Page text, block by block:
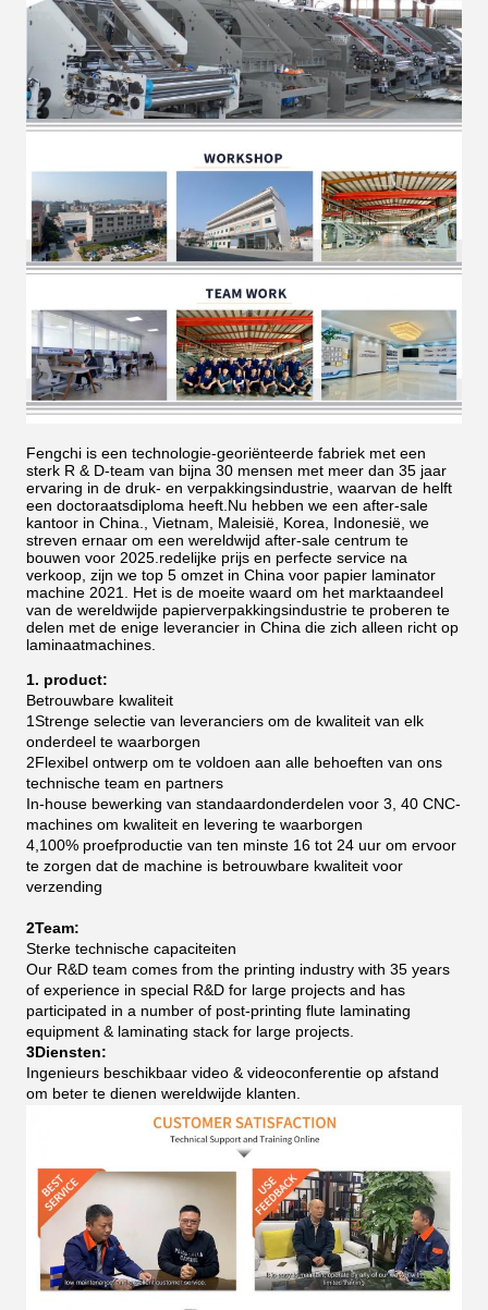
Fengchi is een technologie-georiënteerde fabriek met een
sterk R & D-team van bijna 30 mensen met meer dan 35 jaar
ervaring in de druk- en verpakkingsindustrie, waarvan de helft
een doctoraatsdiploma heeft.Nu hebben we een after-sale
kantoor in China., Vietnam, Maleisië, Korea, Indonesië, we
streven ernaar om een wereldwijd after-sale centrum te
bouwen voor 2025.redelijke prijs en perfecte service na
verkoop, zijn we top 5 omzet in China voor papier laminator
machine 2021.
Het is de moeite waard om het marktaandeel
van de wereldwijde papierverpakkingsindustrie te proberen te
delen met de enige leverancier in China die zich alleen richt op
laminaatmachines.
1. product:
Betrouwbare kwaliteit
1Strenge selectie van leveranciers om de kwaliteit van elk
onderdeel te waarborgen
2Flexibel ontwerp om te voldoen aan alle behoeften van ons
technische team en partners
In-house bewerking van standaardonderdelen voor 3, 40 CNC-
machines om kwaliteit en levering te waarborgen
4,100% proefproductie van ten minste 16 tot 24 uur om ervoor
te zorgen dat de machine is betrouwbare kwaliteit voor
verzending
2Team:
Sterke technische capaciteiten
Our R&D team comes from the printing industry with 35 years
of experience in special R&D for large projects and has
participated in a number of post-printing flute laminating
equipment & laminating stack for large projects.
3Diensten:
Ingenieurs beschikbaar video & videoconferentie op afstand
om beter te dienen wereldwijde klanten.